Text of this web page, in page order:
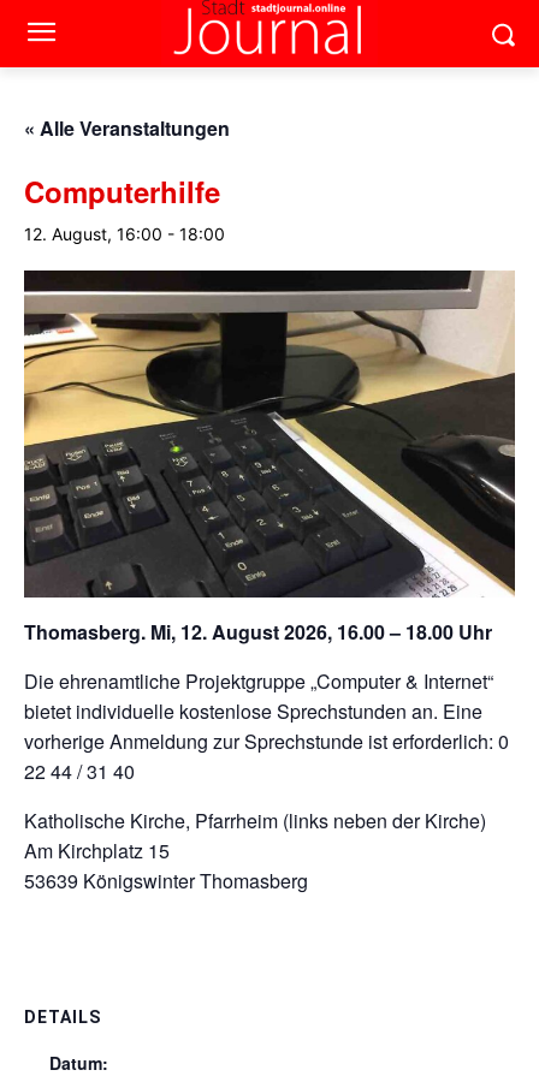
« Alle Veranstaltungen
Computerhilfe
12. August, 16:00 - 18:00
Thomasberg. Mi, 12. August 2026, 16.00 – 18.00 Uhr
Die ehrenamtliche Projektgruppe „Computer & Internet“
bietet individuelle kostenlose Sprechstunden an. Eine
vorherige Anmeldung zur Sprechstunde ist erforderlich: 0
22 44 / 31 40
Katholische Kirche, Pfarrheim (links neben der Kirche)
Am Kirchplatz 15
53639 Königswinter Thomasberg
DETAILS
Datum: